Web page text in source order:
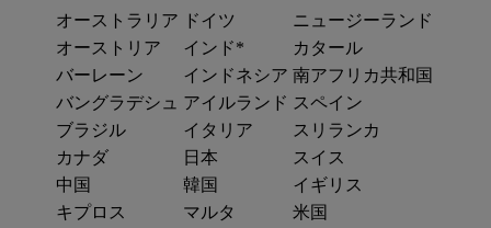
オーストラリア ドイツ
ニュージーランド
オーストリア
インド*
カタール
バーレーン
インドネシア 南アフリカ共和国
バングラデシュ アイルランド スペイン
ブラジル
イタリア
スリランカ
カナダ
日本
スイス
中国
韓国
イギリス
キプロス
マルタ
米国